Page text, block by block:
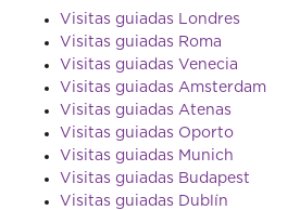
Visitas guiadas Londres
Visitas guiadas Roma
Visitas guiadas Venecia
Visitas guiadas Amsterdam
Visitas guiadas Atenas
Visitas guiadas Oporto
Visitas guiadas Munich
Visitas guiadas Budapest
Visitas guiadas Dublín